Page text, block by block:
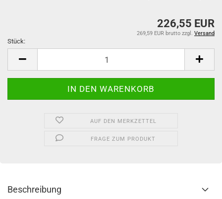
226,55 EUR
269,59 EUR brutto zzgl. Versand
Stück:
AUF DEN MERKZETTEL
FRAGE ZUM PRODUKT
Beschreibung